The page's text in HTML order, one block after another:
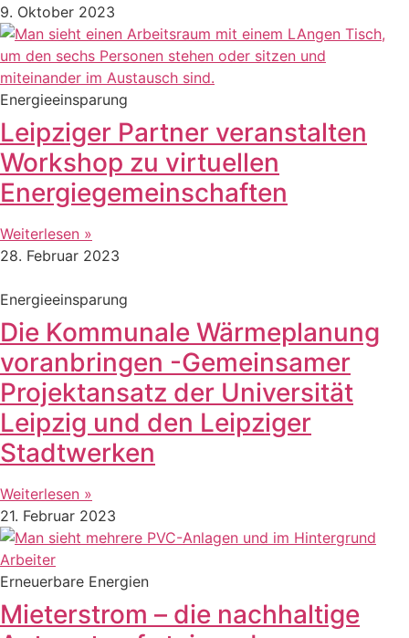
9. Oktober 2023
Energieeinsparung
Leipziger Partner veranstalten
Workshop zu virtuellen
Energiegemeinschaften
Weiterlesen »
28. Februar 2023
Energieeinsparung
Die Kommunale Wärmeplanung
voranbringen -Gemeinsamer
Projektansatz der Universität
Leipzig und den Leipziger
Stadtwerken
Weiterlesen »
21. Februar 2023
Erneuerbare Energien
Mieterstrom – die nachhaltige